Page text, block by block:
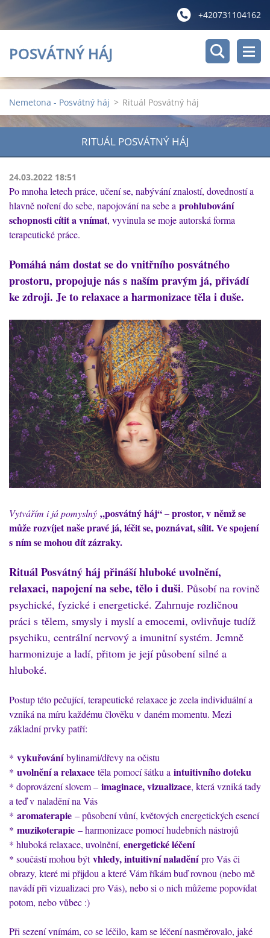
+420731104162
POSVÁTNÝ HÁJ
Nemetona - Posvátný háj > Rituál Posvátný háj
RITUÁL POSVÁTNÝ HÁJ
24.03.2022 18:51
Po mnoha letech práce, učení se, nabývání znalostí, dovedností a
hlavně noření do sebe, napojování na sebe a prohlubování
schopnosti cítit a vnímat, vyvinula se moje autorská forma
terapeutické práce.
Pomáhá nám dostat se do vnitřního posvátného
prostoru, propojuje nás s naším pravým já, přivádí
ke zdroji. Je to relaxace a harmonizace těla i duše.
Vytvářím i já pomyslný „posvátný háj“ – prostor, v němž se
může rozvíjet naše pravé já, léčit se, poznávat, sílit. Ve spojení
s ním se mohou dít zázraky.
Rituál Posvátný háj přináší hluboké uvolnění,
relaxaci, napojení na sebe, tělo i duši. Působí na rovině
psychické, fyzické i energetické. Zahrnuje rozličnou
práci s tělem, smysly i myslí a emocemi, ovlivňuje tudíž
psychiku, centrální nervový a imunitní systém. Jemně
harmonizuje a ladí, přitom je její působení silné a
hluboké.
Postup této pečující, terapeutické relaxace je zcela individuální a
vzniká na míru každému člověku v daném momentu. Mezi
základní prvky patří:
* vykuřováníbylinami/dřevy na očistu
* uvolnění a relaxace těla pomocí šátku a intuitivního doteku
* doprovázení slovem – imaginace, vizualizace, která vzniká tady
a teď v naladění na Vás
* aromaterapie – působení vůní, květových energetických esencí
* muzikoterapie – harmonizace pomocí hudebních nástrojů
* hluboká relaxace, uvolnění, energetické léčení
* součástí mohou býtvhledy, intuitivní naladěnípro Vás či
obrazy, které mi přijdou a které Vám říkám buď rovnou (nebo mě
navádí při vizualizaci pro Vás), nebo si o nich můžeme popovídat
potom, nebo vůbec :)
Při sezení vnímám, co se léčilo, kam se léčení nasměrovalo, jaké